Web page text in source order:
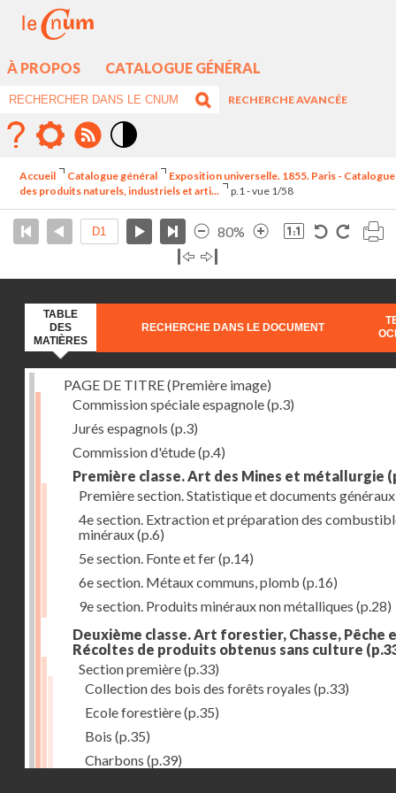
À PROPOS CATALOGUE GÉNÉRAL
RECHERCHE AVANCÉE
élévé
Accueil Catalogue général
Exposition universelle. 1855. Paris - Catalogue
des produits naturels, industriels et arti...
p.1 - vue 1/58
80%
TABLE
DES
MATIÈRES
RECHERCHE DANS LE DOCUMENT
PAGE DE TITRE (Première image)
Commission spéciale espagnole(p.3)
Jurés espagnols (p.3)
Commission d'étude(p.4)
Première classe. Art des Mines et métallurgie
Première section. Statistique et documents généraux
4e section. Extraction et préparation des
minéraux(p.6)
5e section. Fonte et fer(p.14)
6e section. Métaux communs, plomb (p.16)
9e section. Produits minéraux non métalliques (p.28)
Deuxième classe. Art forestier, Chasse, Pêche
Récoltes de produits obtenus sans culture
Section première(p.33)
Collection des bois des forêts royales (p.33)
Ecole forestière(p.35)
Bois (p.35)
Charbons (p.39)